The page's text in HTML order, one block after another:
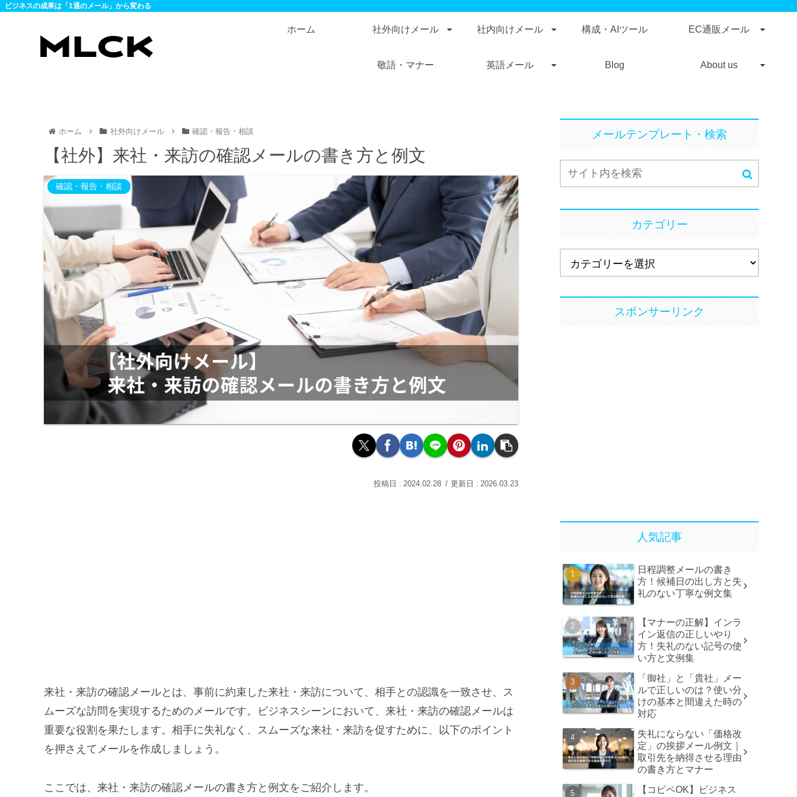
ビジネスの成果は「1通のメール」から変わる
ホーム 社外向けメール 社内向けメール 構成・AIツール EC通販メール
敬語・マナー 英語メール Blog About us
ホーム 社外向けメール 確認・報告・相談
【社外】来社・来訪の確認メールの書き方と例文
確認・報告・相談
2024.02.28 2026.03.23
来社・来訪の確認メールとは、事前に約束した来社・来訪について、相手との認識を一致させ、ス
ムーズな訪問を実現するためのメールです。ビジネスシーンにおいて、来社・来訪の確認メールは
重要な役割を果たします。相手に失礼なく、スムーズな来社・来訪を促すために、以下のポイント
を押さえてメールを作成しましょう。
ここでは、来社・来訪の確認メールの書き方と例文をご紹介します。
メールテンプレート・検索
カテゴリー
スポンサーリンク
人気記事
日程調整メールの書き
方！候補日の出し方と失
礼のない丁寧な例文集
【マナーの正解】インラ
イン返信の正しいやり
方！失礼のない記号の使
い方と文例集
「御社」と「貴社」メー
ルで正しいのは？使い分
けの基本と間違えた時の
対応
失礼にならない「価格改
定」の挨拶メール例文｜
取引先を納得させる理由
の書き方とマナー
【コピペOK】ビジネス